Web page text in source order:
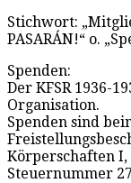
Stichwort:
PASARÁN!“ o.
Spenden:
Der KFSR 1936-
Organisation.
Spenden sind
Körperschaften
Steuernummer